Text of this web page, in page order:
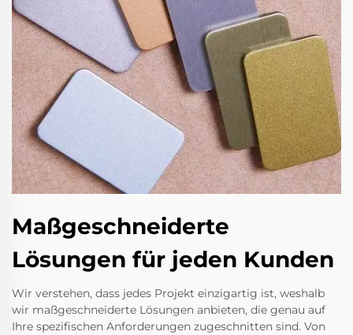
Maßgeschneiderte
Lösungen für jeden Kunden
Wir verstehen, dass jedes Projekt einzigartig ist, weshalb
wir maßgeschneiderte Lösungen anbieten, die genau auf
Ihre spezifischen Anforderungen zugeschnitten sind. Von